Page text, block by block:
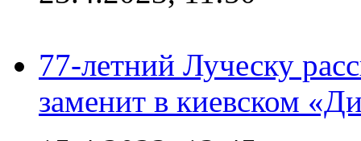
77-летний Луческу
заменит в киевском